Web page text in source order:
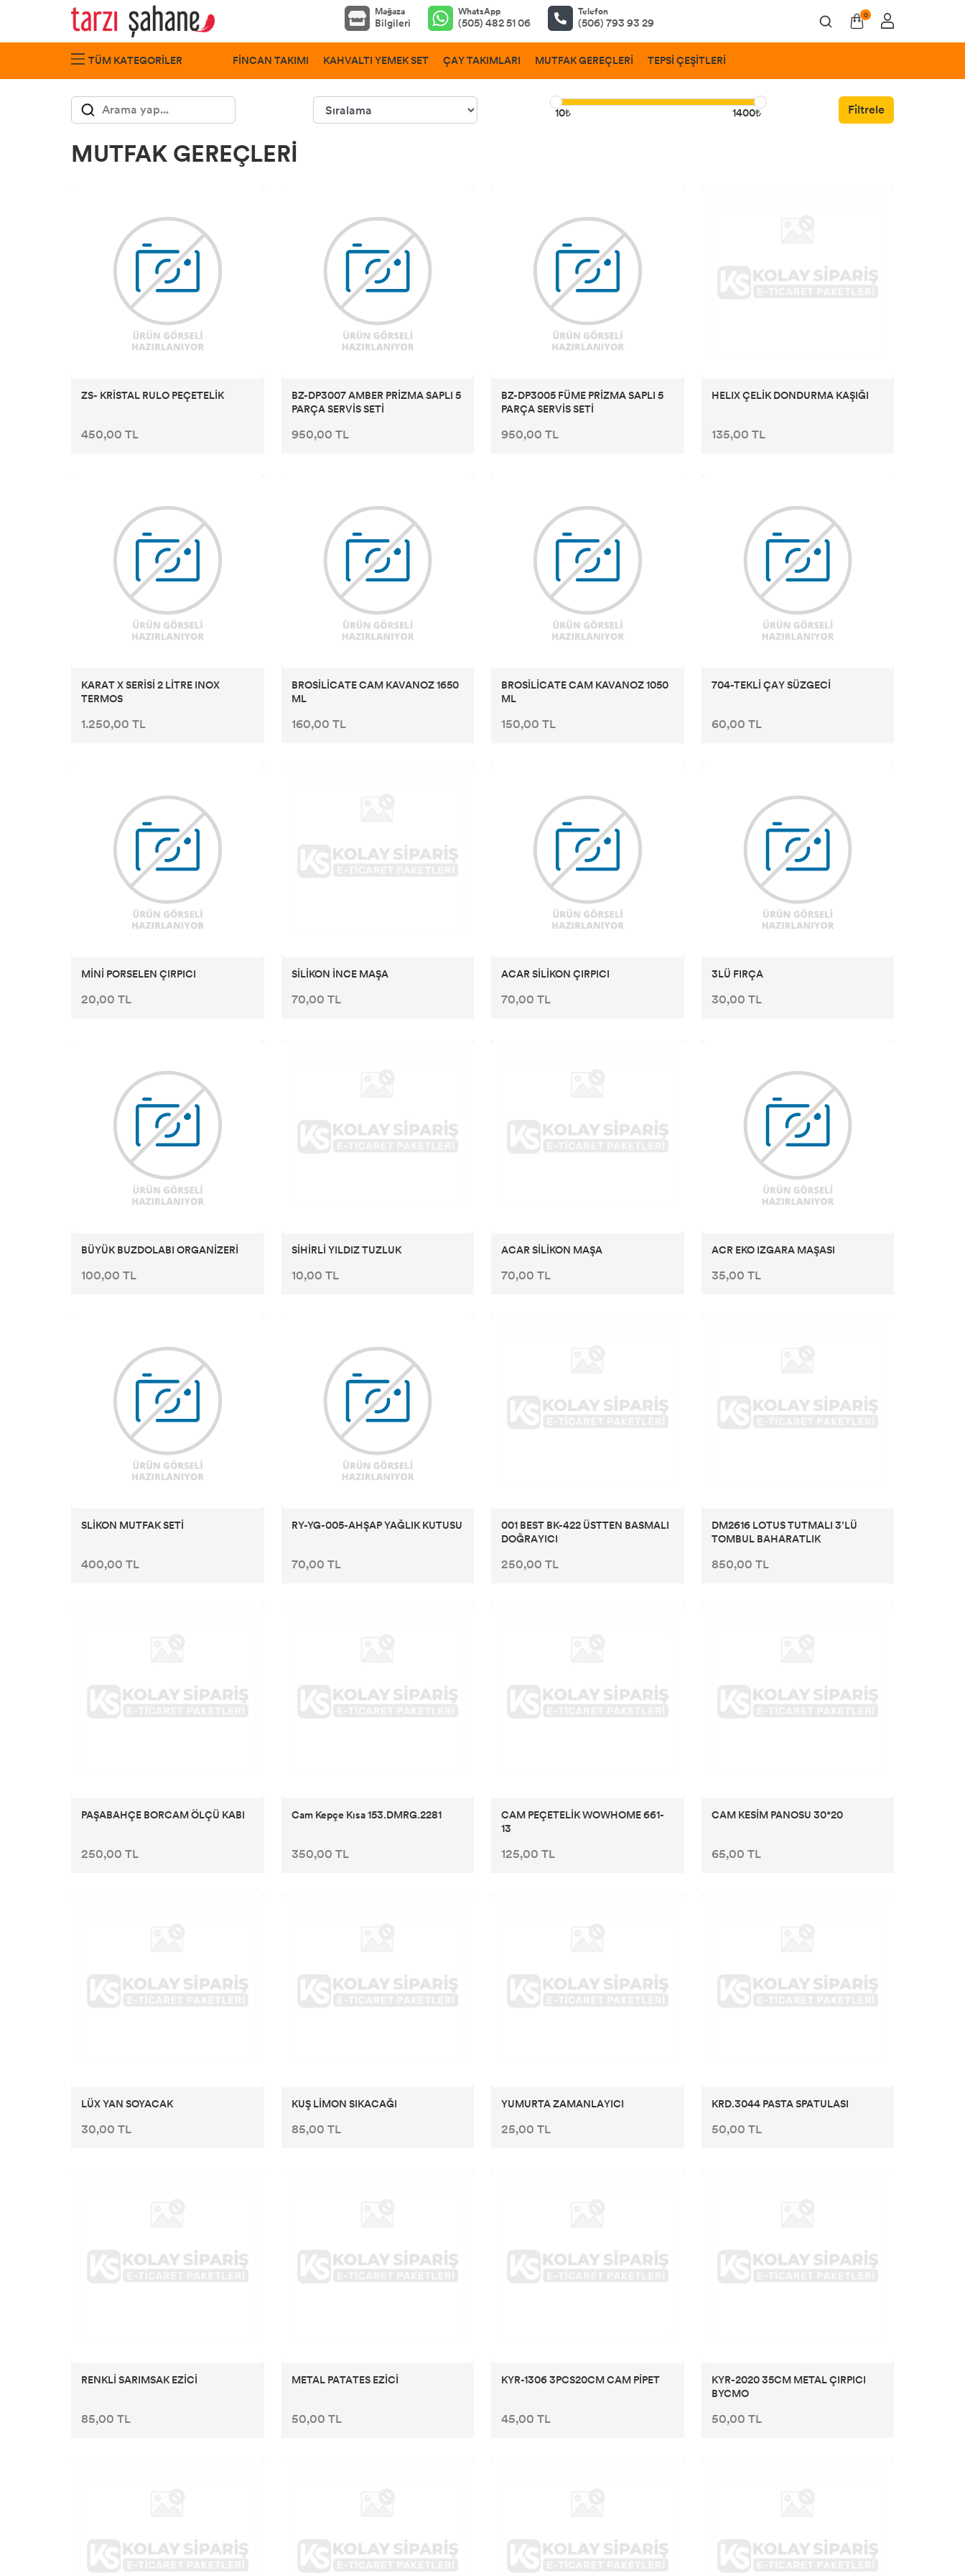
Mağaza
Bilgileri
WhatsApp
(505) 482 51 06
Telefon
(506) 793 93 29
0
TÜM KATEGORILER FİNCAN TAKIMI KAHVALTI YEMEK SET ÇAY TAKIMLARI MUTFAK GEREÇLERİ TEPSİ ÇEŞİTLERİ
10₺ 1400₺ Filtrele
MUTFAK GEREÇLERİ
ZS- KRİSTAL RULO PEÇETELİK
450,00 TL
BZ-DP3007 AMBER PRİZMA SAPLI 5
PARÇA SERVİS SETİ
950,00 TL
BZ-DP3005 FÜME PRİZMA SAPLI 5
PARÇA SERVİS SETİ
950,00 TL
HELIX ÇELİK DONDURMA KAŞIĞI
135,00 TL
KARAT X SERİSİ 2 LİTRE INOX
TERMOS
1.250,00 TL
BROSİLİCATE CAM KAVANOZ 1650
ML
160,00 TL
BROSİLİCATE CAM KAVANOZ 1050
ML
150,00 TL
704-TEKLİ ÇAY SÜZGECİ
60,00 TL
MİNİ PORSELEN ÇIRPICI
20,00 TL
SİLİKON İNCE MAŞA
70,00 TL
ACAR SİLİKON ÇIRPICI
70,00 TL
3LÜ FIRÇA
30,00 TL
BÜYÜK BUZDOLABI ORGANİZERİ
100,00 TL
SİHİRLİ YILDIZ TUZLUK
10,00 TL
ACAR SİLİKON MAŞA
70,00 TL
ACR EKO IZGARA MAŞASI
35,00 TL
SLİKON MUTFAK SETİ
400,00 TL
RY-YG-005-AHŞAP YAĞLIK KUTUSU
70,00 TL
001 BEST BK-422 ÜSTTEN BASMALI
DOĞRAYICI
250,00 TL
DM2616 LOTUS TUTMALI 3’LÜ
TOMBUL BAHARATLIK
850,00 TL
PAŞABAHÇE BORCAM ÖLÇÜ KABI
250,00 TL
Cam Kepçe Kısa 153.DMRG.2281
350,00 TL
CAM PEÇETELİK WOWHOME 661-
13
125,00 TL
CAM KESİM PANOSU 30*20
65,00 TL
LÜX YAN SOYACAK
30,00 TL
KUŞ LİMON SIKACAĞI
85,00 TL
YUMURTA ZAMANLAYICI
25,00 TL
KRD.3044 PASTA SPATULASI
50,00 TL
RENKLİ SARIMSAK EZİCİ
85,00 TL
METAL PATATES EZİCİ
50,00 TL
KYR-1306 3PCS20CM CAM PİPET
45,00 TL
KYR-2020 35CM METAL ÇIRPICI
BYCMO
50,00 TL